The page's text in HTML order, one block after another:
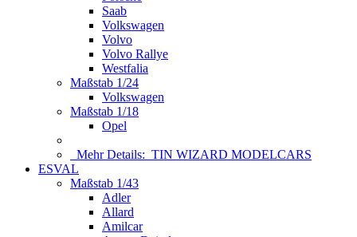
Saab
Volkswagen
Volvo
Volvo Rallye
Westfalia
Maßstab 1/24
Volkswagen
Maßstab 1/18
Opel
Mehr Details: TIN WIZARD MODELCARS
ESVAL
Maßstab 1/43
Adler
Allard
Amilcar